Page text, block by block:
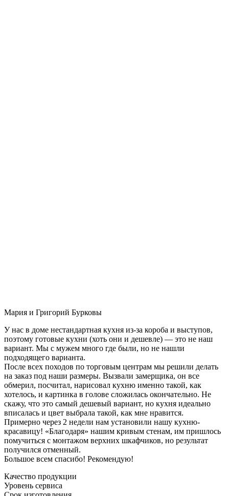
Мария и Григорий Бурковы
У нас в доме нестандартная кухня из-за короба и выступов,
поэтому готовые кухни (хоть они и дешевле) — это не наш
вариант. Мы с мужем много где были, но не нашли
подходящего варианта.
После всех походов по торговым центрам мы решили делать
на заказ под наши размеры. Вызвали замерщика, он все
обмерил, посчитал, нарисовал кухню именно такой, как
хотелось, и картинка в голове сложилась окончательно. Не
скажу, что это самый дешевый вариант, но кухня идеально
вписалась и цвет выбрала такой, как мне нравится.
Примерно через 2 недели нам установили нашу кухню-
красавицу! «Благодаря» нашим кривым стенам, им пришлось
помучиться с монтажом верхних шкафчиков, но результат
получился отменный.
Большое всем спасибо! Рекомендую!
Качество продукции
Уровень сервиса